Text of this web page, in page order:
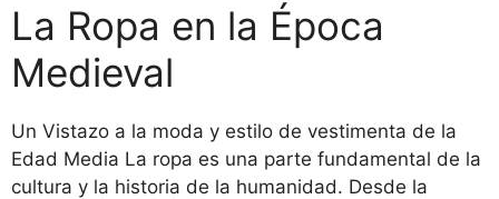
La Ropa en la Época
Medieval
Un Vistazo a la moda y estilo de vestimenta de la
Edad Media La ropa es una parte fundamental de la
cultura y la historia de la humanidad. Desde la